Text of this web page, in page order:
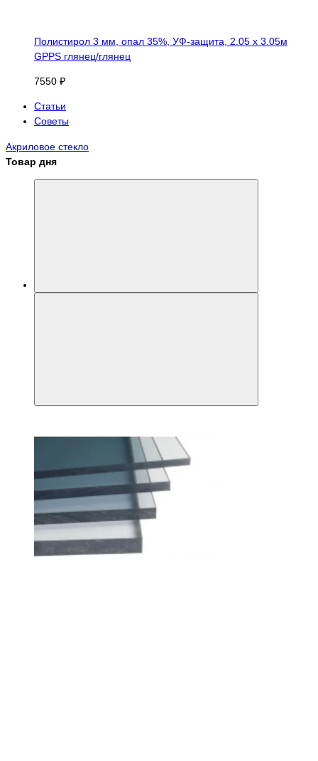
Полистирол 3 мм, опал 35%, УФ-защита, 2.05 х 3.05м
GPPS глянец/глянец
7550 ₽
Статьи
Советы
Акриловое стекло
Товар дня